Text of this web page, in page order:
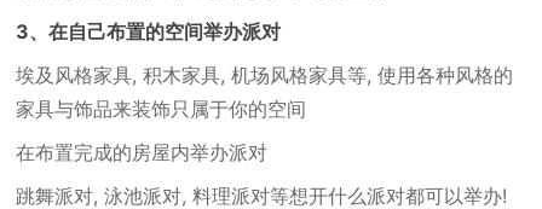
3、在自己布置的空间举办派对
埃及风格家具, 积木家具, 机场风格家具等, 使用各种风格的
家具与饰品来装饰只属于你的空间
在布置完成的房屋内举办派对
跳舞派对, 泳池派对, 料理派对等想开什么派对都可以举办!